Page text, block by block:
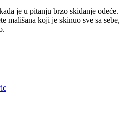
je u pitanju brzo skidanje odeće.
mališana koji je skinuo sve sa sebe,